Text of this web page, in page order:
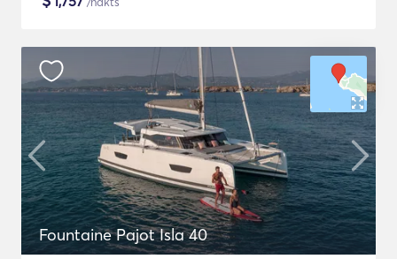
Fountaine Pajot Isla 40